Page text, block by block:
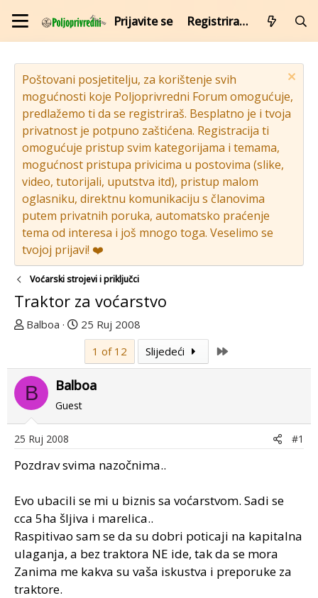
Prijavite se Registrirajte se
Poštovani posjetitelju, za korištenje svih
mogućnosti koje Poljoprivredni Forum omogućuje,
predlažemo ti da se registriraš. Besplatno je i tvoja
privatnost je potpuno zaštićena. Registracija ti
omogućuje pristup svim kategorijama i temama,
mogućnost pristupa privicima u postovima (slike,
video, tutorijali, uputstva itd), pristup malom
oglasniku, direktnu komunikaciju s članovima
putem privatnih poruka, automatsko praćenje
tema od interesa i još mnogo toga. Veselimo se
tvojoj prijavi! ❤️
Voćarski strojevi i priključci
Traktor za voćarstvo
T
u
p
o
r
e
n
o
Balboa
D
a
u
m
p
o
g
o
t
a
25 Ruj 2008
1 of 12
Slijedeći
B Balboa
Guest
25 Ruj 2008 #1
Pozdrav svima nazočnima..
Evo ubacili se mi u biznis sa voćarstvom. Sadi se
cca 5ha šljiva i marelica..
Raspitivao sam se da su dobri poticaji na kapitalna
ulaganja, a bez traktora NE ide, tak da se mora
Zanima me kakva su vaša iskustva i preporuke za
traktore.